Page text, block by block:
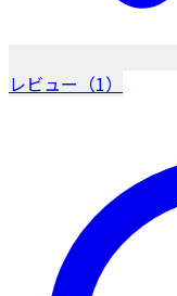
レビュー（1）